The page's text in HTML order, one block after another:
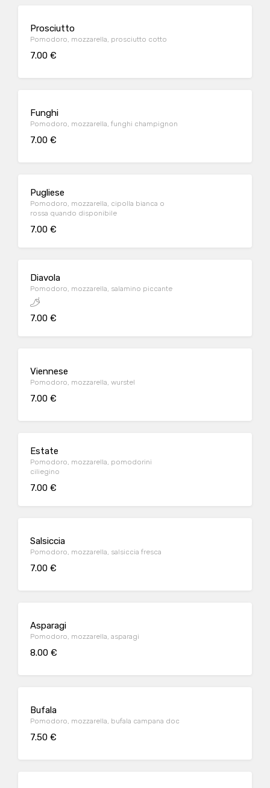
Prosciutto
Pomodoro, mozzarella, prosciutto cotto
7.00 €
Funghi
Pomodoro, mozzarella, funghi champignon
7.00 €
Pugliese
Pomodoro, mozzarella, cipolla bianca o
rossa quando disponibile
7.00 €
Diavola
Pomodoro, mozzarella, salamino piccante
7.00 €
Viennese
Pomodoro, mozzarella, wurstel
7.00 €
Estate
Pomodoro, mozzarella, pomodorini
ciliegino
7.00 €
Salsiccia
Pomodoro, mozzarella, salsiccia fresca
7.00 €
Asparagi
Pomodoro, mozzarella, asparagi
8.00 €
Bufala
Pomodoro, mozzarella, bufala campana doc
7.50 €